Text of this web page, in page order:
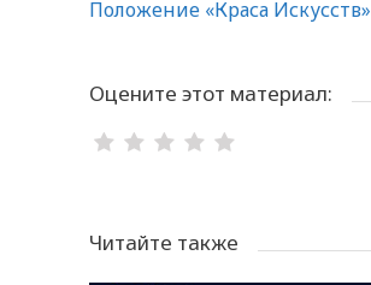
Положение «Краса Искусств»
Оцените этот материал:
Читайте также